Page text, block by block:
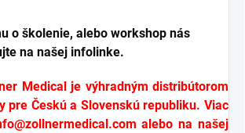
o školenie, alebo workshop nás
na našej infolinke.
Medical je výhradným distribútorom
pre Českú a Slovenskú republiku. Viac
alebo na našej